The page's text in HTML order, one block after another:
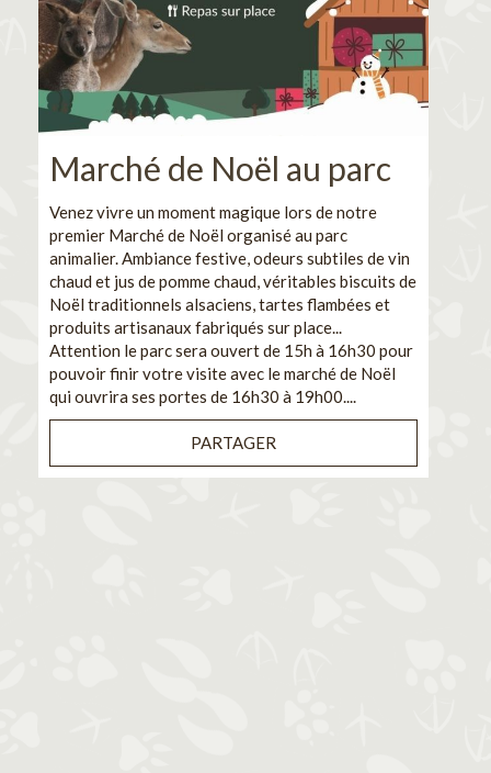
Marché de Noël au parc
Venez vivre un moment magique lors de notre
premier Marché de Noël organisé au parc
animalier. Ambiance festive, odeurs subtiles de vin
chaud et jus de pomme chaud, véritables biscuits de
Noël traditionnels alsaciens, tartes flambées et
produits artisanaux fabriqués sur place...
Attention le parc sera ouvert de 15h à 16h30 pour
pouvoir finir votre visite avec le marché de Noël
qui ouvrira ses portes de 16h30 à 19h00....
PARTAGER